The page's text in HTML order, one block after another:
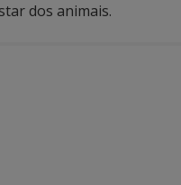
dos animais.